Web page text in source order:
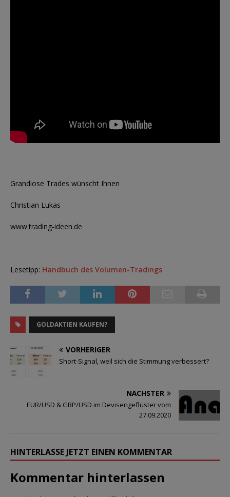
Grandiose Trades wünscht Ihnen
Christian Lukas
www.trading-ideen.de
Lesetipp: Handbuch des Volumen-Tradings
GOLDAKTIEN KAUFEN?
VORHERIGER
Short-Signal, weil sich die Stimmung verbessert?
NÄCHSTER
EUR/USD & GBP/USD im Devisengeflüster vom
27.09.2020
HINTERLASSE JETZT EINEN KOMMENTAR
Kommentar hinterlassen